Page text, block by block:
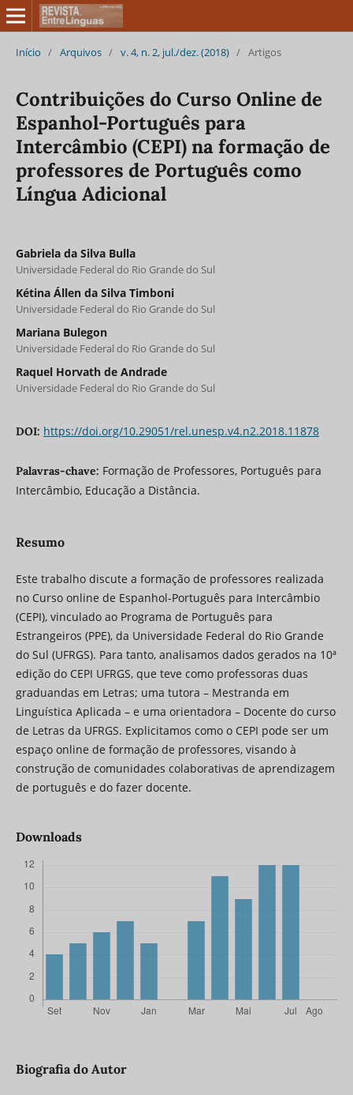
Início / Arquivos / v. 4, n. 2, jul./dez. (2018) / Artigos
Contribuições do Curso Online de
Espanhol-Português para
Intercâmbio (CEPI) na formação de
professores de Português como
Língua Adicional
Gabriela da Silva Bulla
Universidade Federal do Rio Grande do Sul
Kétina Állen da Silva Timboni
Universidade Federal do Rio Grande do Sul
Mariana Bulegon
Universidade Federal do Rio Grande do Sul
Raquel Horvath de Andrade
Universidade Federal do Rio Grande do Sul
DOI: https://doi.org/10.29051/rel.unesp.v4.n2.2018.11878
Palavras-chave: Formação de Professores, Português para
Intercâmbio, Educação a Distância.
Resumo
Este trabalho discute a formação de professores realizada
no Curso online de Espanhol-Português para Intercâmbio
(CEPI), vinculado ao Programa de Português para
Estrangeiros (PPE), da Universidade Federal do Rio Grande
do Sul (UFRGS). Para tanto, analisamos dados gerados na 10ª
edição do CEPI UFRGS, que teve como professoras duas
graduandas em Letras; uma tutora – Mestranda em
Linguística Aplicada – e uma orientadora – Docente do curso
de Letras da UFRGS. Explicitamos como o CEPI pode ser um
espaço online de formação de professores, visando à
construção de comunidades colaborativas de aprendizagem
de português e do fazer docente.
Downloads
Biografia do Autor